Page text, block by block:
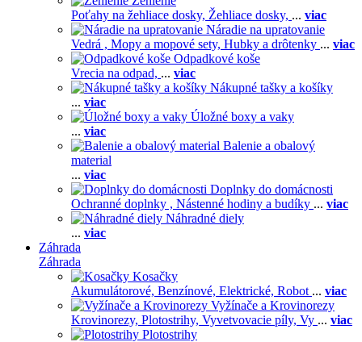
Poťahy na žehliace dosky, Žehliace dosky, ... viac
Náradie na upratovanie
Vedrá , Mopy a mopové sety, Hubky a drôtenky ... viac
Odpadkové koše
Vrecia na odpad, ... viac
Nákupné tašky a košíky
... viac
Úložné boxy a vaky
... viac
Balenie a obalový
material
... viac
Doplnky do domácnosti
Ochranné doplnky , Nástenné hodiny a budíky ... viac
Náhradné diely
... viac
Záhrada
Záhrada
Kosačky
Akumulátorové, Benzínové, Elektrické, Robot ... viac
Vyžínače a Krovinorezy
Krovinorezy, Plotostrihy, Vyvetvovacie píly, Vy ... viac
Plotostrihy